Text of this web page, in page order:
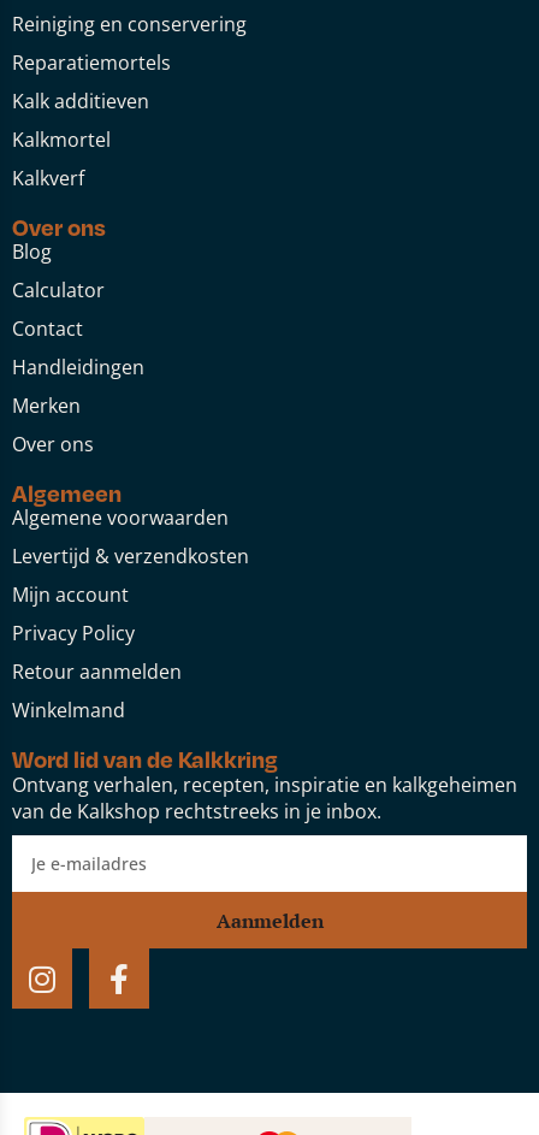
Reiniging en conservering
Reparatiemortels
Kalk additieven
Kalkmortel
Kalkverf
Over ons
Blog
Calculator
Contact
Handleidingen
Merken
Over ons
Algemeen
Algemene voorwaarden
Levertijd & verzendkosten
Mijn account
Privacy Policy
Retour aanmelden
Winkelmand
Word lid van de Kalkkring
Ontvang verhalen, recepten, inspiratie en kalkgeheimen
van de Kalkshop rechtstreeks in je inbox.
Aanmelden